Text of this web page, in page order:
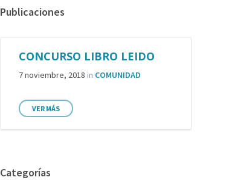
Publicaciones
CONCURSO LIBRO LEIDO
7 noviembre, 2018 in COMUNIDAD
VER MÁS
Categorías